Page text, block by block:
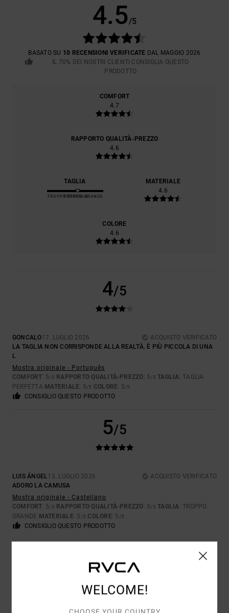
4.5/5
BASATO SU 10 RECENSIONI VERIFICATE DAL MAGGIO 2026
IL 70% DEI NOSTRI CLIENTI CONSIGLIA QUESTO
PRODOTTO
COMFORT
4.7
RAPPORTO QUALITÀ-PREZZO
4.6
TAGLIA
TROPPO PICCOLO
TROPPO GRANDE
MATERIALE
4.6
COLORE
4.6
4/5
GONCALO17. LUGLIO 2026
ACQUISTO VERIFICATO
LA TAGLIA NON CORRISPONDE ALLA REALTÀ. È PIÙ PICCOLA DI UNA
L
Mostra originale - Português
COMFORT: 5/5 RAPPORTO QUALITÀ-PREZZO: 5/5 TAGLIA: TAGLIA
PERFETTA MATERIALE: 5/5 COLORE: 5/5
CONSIGLIO QUESTO PRODOTTO
5/5
LUIS ÁNGEL13. LUGLIO 2026
ACQUISTO VERIFICATO
ADORO LA CAMUSA
Mostra originale - Castellano
COMFORT: 5/5 RAPPORTO QUALITÀ-PREZZO: 5/5 TAGLIA: TROPPO
GRANDE MATERIALE: 5 /5 COLORE: 5 /5
CONSIGLIO QUESTO PRODOTTO
4/5
WELCOME!